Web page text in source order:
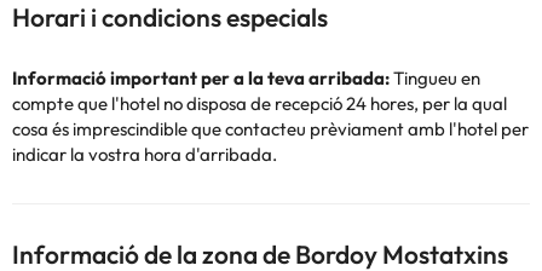
Horari i condicions especials
Informació important per a la teva arribada:Tingueu en
compte que l'hotel no disposa de recepció 24 hores, per la qual
cosa és imprescindible que contacteu prèviament amb l'hotel per
indicar la vostra hora d'arribada.
Informació de la zona de Bordoy Mostatxins